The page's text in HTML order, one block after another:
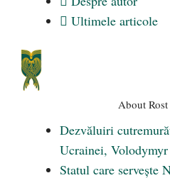
Ultimele articole
About
Dezvăluiri
Ucrainei,
Statul care servește